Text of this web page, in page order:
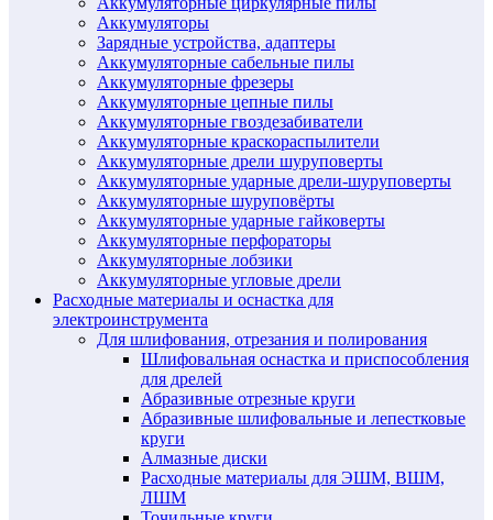
Аккумуляторы
Зарядные устройства, адаптеры
Аккумуляторные сабельные пилы
Аккумуляторные фрезеры
Аккумуляторные цепные пилы
Аккумуляторные гвоздезабиватели
Аккумуляторные краскораспылители
Аккумуляторные дрели шуруповерты
Аккумуляторные ударные дрели-шуруповерты
Аккумуляторные шуруповёрты
Аккумуляторные ударные гайковерты
Аккумуляторные перфораторы
Аккумуляторные лобзики
Аккумуляторные угловые дрели
Расходные материалы и оснастка для
электроинструмента
Для шлифования, отрезания и полирования
Шлифовальная оснастка и приспособления
для дрелей
Абразивные отрезные круги
Абразивные шлифовальные и лепестковые
круги
Алмазные диски
Расходные материалы для ЭШМ, ВШМ,
ЛШМ